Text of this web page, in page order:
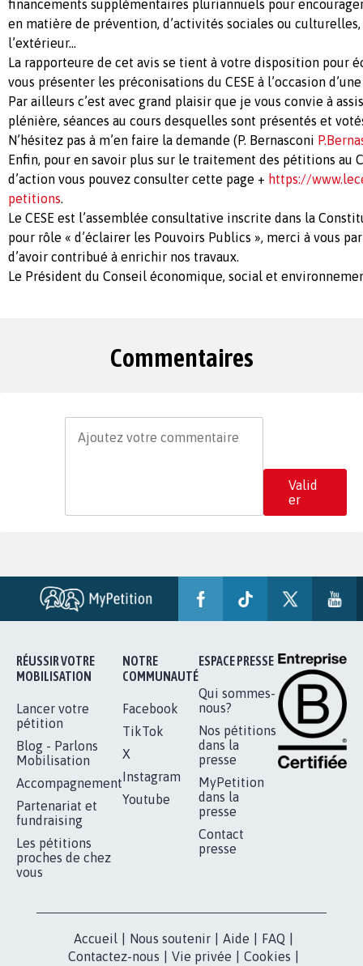
financements supplémentaires pluriannuels pour
en matière de prévention, d’activités sociales ou culturelles,
l’extérieur…
La rapporteure de cet avis se tient à votre disposition pour
vous présenter les préconisations du CESE à l’occasion
Par ailleurs c’est avec grand plaisir que je vous convie à
plénière, séances au cours desquelles sont présentés et
N’hésitez pas à m’en faire la demande (P. Bernasconi
Enfin, pour en savoir plus sur le traitement des pétitions au
d’action vous pouvez consulter cette page + https://
petitions.
Le CESE est l’assemblée consultative inscrite dans la
pour rôle « d’éclairer les Pouvoirs Publics », merci à vous
d’avoir contribué à enrichir nos travaux.
Le Président du Conseil économique, social et
Commentaires
Valid
er
RÉUSSIR VOTRE
MOBILISATION
Lancer votre
pétition
Blog - Parlons
Mobilisation
Accompagnement
Partenariat et
fundraising
Les pétitions
proches de chez
vous
NOTRE
COMMUNAUTÉ
Facebook
TikTok
X
Instagram
Youtube
ESPACE PRESSE
Qui sommes-
nous?
Nos pétitions
dans la
presse
MyPetition
dans la
presse
Contact
presse
Accueil Nous soutenir Aide FAQ
Contactez-nous
Vie privée Cookies